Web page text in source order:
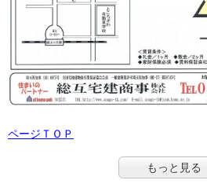
ページＴＯＰ
もっと見る